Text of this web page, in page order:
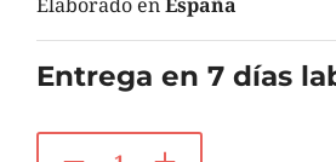
Entrega en 7 días